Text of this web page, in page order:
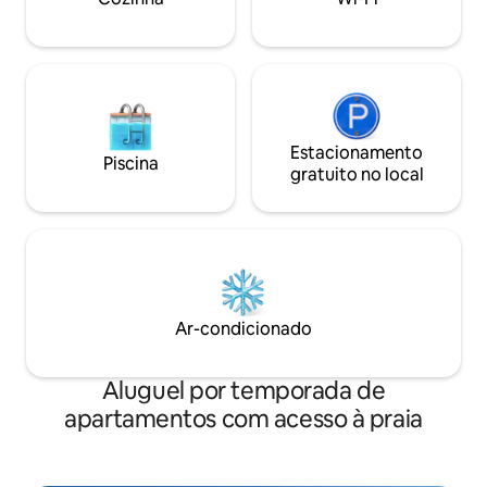
estimação.
um ponto de
Diego.
Piscina
Estacionamento
gratuito no local
Ar-condicionado
Aluguel por temporada de
apartamentos com acesso à praia